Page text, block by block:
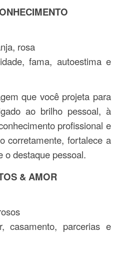
rosa
fama, autoestima e
que você projeta para
ao brilho pessoal, à
profissional e
corretamente, fortalece a
o destaque pessoal.
& AMOR
casamento, parcerias e